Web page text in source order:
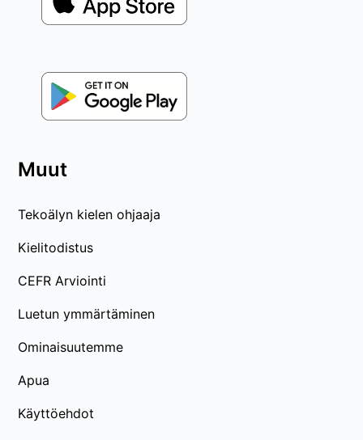
Muut
Tekoälyn kielen ohjaaja
Kielitodistus
CEFR Arviointi
Luetun ymmärtäminen
Ominaisuutemme
Apua
Käyttöehdot